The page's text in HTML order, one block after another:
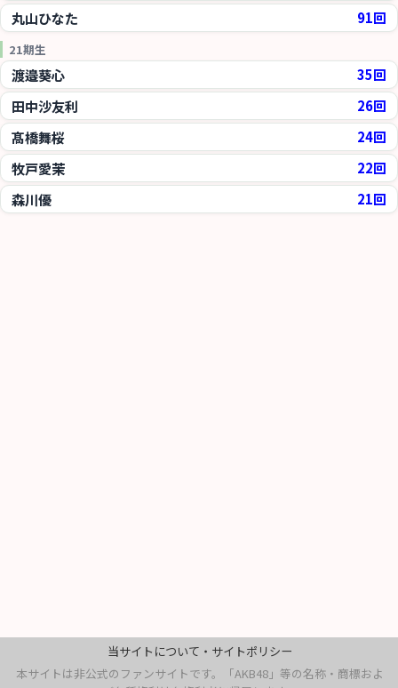
丸山ひなた 91回
21期生
渡邉葵心 35回
田中沙友利 26回
髙橋舞桜 24回
牧戸愛茉 22回
森川優 21回
当サイトについて・サイトポリシー
本サイトは非公式のファンサイトです。「AKB48」等の名称・商標およ